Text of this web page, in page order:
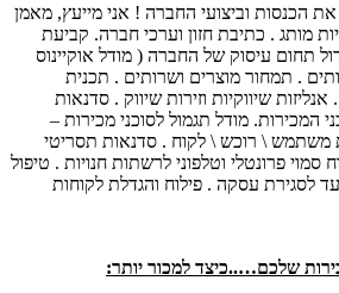
את הכנסות וביצועי החברה ! אני מייעץ, מאמן
מותג . כתיבת חזון וערכי חברה. קביעת
תחום עיסוק של החברה ( מודל אוקיינוס
. תמחור מוצרים ושרותים . תכנית
שיווקיות וזירות שיווק . סדנאות
המכירות. מודל תגמול לסוכני מכירות –
משתמש \ רוכש \ לקוח . סדנאות תסריטי
פרונטלי וטלפוני לרשתות חנויות . טיפול
לסגירת עסקה . פילוח והגדלת לקוחות
שלכם…..כיצד למכור יותר: